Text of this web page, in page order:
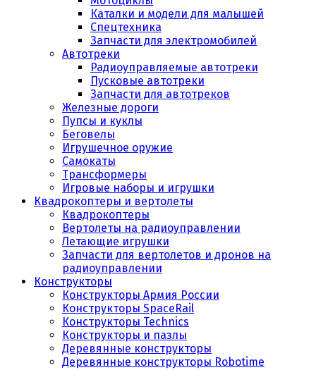
Каталки и модели для малышей
Спецтехника
Запчасти для электромобилей
Автотреки
Радиоуправляемые автотреки
Пусковые автотреки
Запчасти для автотреков
Железные дороги
Пупсы и куклы
Беговелы
Игрушечное оружие
Самокаты
Трансформеры
Игровые наборы и игрушки
Квадрокоптеры и вертолеты
Квадрокоптеры
Вертолеты на радиоуправлении
Летающие игрушки
Запчасти для вертолетов и дронов на
радиоуправлении
Конструкторы
Конструкторы Армия России
Конструкторы SpaceRail
Конструкторы Technics
Конструкторы и пазлы
Деревянные конструкторы
Деревянные конструкторы Robotime